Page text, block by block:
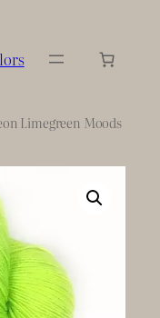
Limegreen Moods